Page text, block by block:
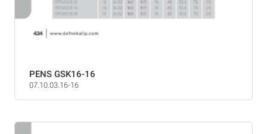
PENS GSK16-16
07.10.03.16-16